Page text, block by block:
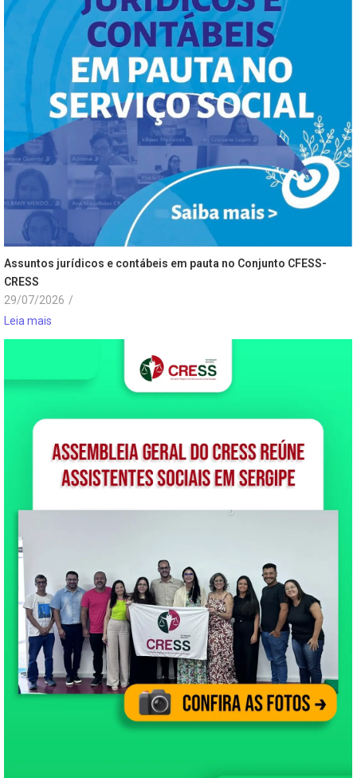
Assuntos jurídicos e contábeis em pauta no Conjunto CFESS-
CRESS
29/07/2026 /
Leia mais